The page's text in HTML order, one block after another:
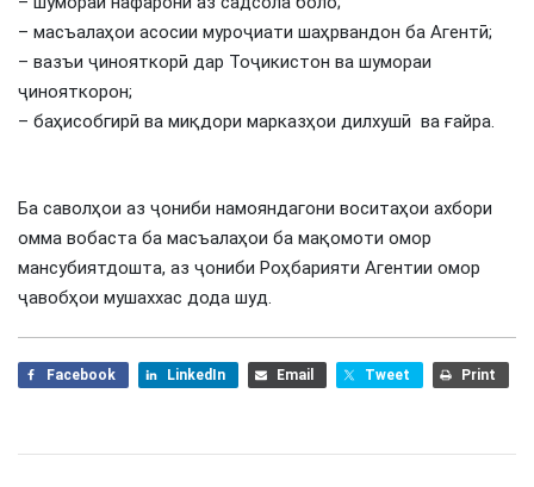
– масъалаҳои асосии муроҷиати шаҳрвандон ба Агентӣ;
– вазъи ҷинояткорӣ дар Тоҷикистон ва шумораи
ҷинояткорон;
– баҳисобгирӣ ва миқдори марказҳои дилхушӣ ва ғайра.
Ба саволҳои аз ҷониби намояндагони воситаҳои ахбори
омма вобаста ба масъалаҳои ба мақомоти омор
мансубиятдошта, аз ҷониби Роҳбарияти Агентии омор
ҷавобҳои мушаххас дода шуд.
Facebook LinkedIn Email Tweet Print